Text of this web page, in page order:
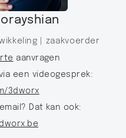
| zaakvoerder
aanvragen
een videogesprek:
3dworx
Dat kan ook: